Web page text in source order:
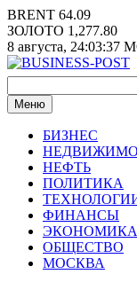
Перейти
к
содержимому
BRENT 64.09
ЗОЛОТО 1,277.80
8 августа, 24:03:38
Меню
БИЗНЕС
НЕФТЬ
ПОЛИТИКА
ФИНАНСЫ
ЭКОНОМИКА
ОБЩЕСТВО
МОСКВА